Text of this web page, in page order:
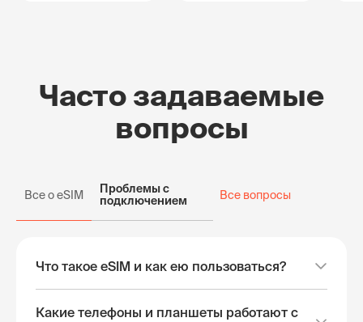
Часто задаваемые
вопросы
Все о eSIM
Проблемы с
подключением
Все вопросы
Что такое eSIM и как ею пользоваться?
Какие телефоны и планшеты работают с